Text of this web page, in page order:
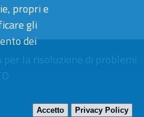
propri e
gli
dei
Accetto Privacy Policy
la risoluzione di problemi